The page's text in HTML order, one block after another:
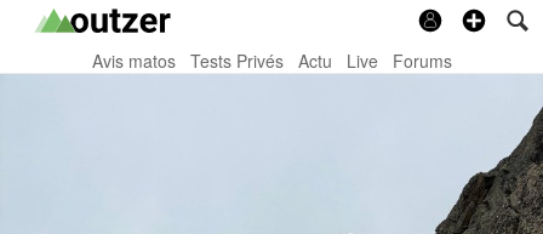
Avis matos Tests Privés Actu Live Forums